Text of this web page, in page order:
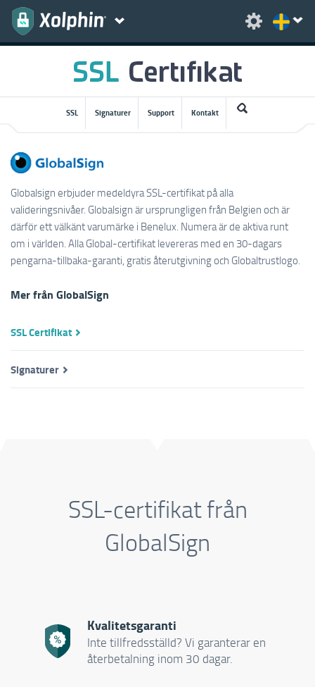
SSL Signaturer Support Kontakt
Globalsign erbjuder medeldyra SSL-certifikat på alla
valideringsnivåer. Globalsign är ursprungligen från Belgien och är
därför ett välkänt varumärke i Benelux. Numera är de aktiva runt
om i världen. Alla Global-certifikat levereras med en 30-dagars
pengarna-tillbaka-garanti, gratis återutgivning och Globaltrustlogo.
Mer från GlobalSign
SSL Certifikat
Signaturer
SSL-certifikat från
GlobalSign
Kvalitetsgaranti
Inte tillfredsställd? Vi garanterar en
återbetalning inom 30 dagar.